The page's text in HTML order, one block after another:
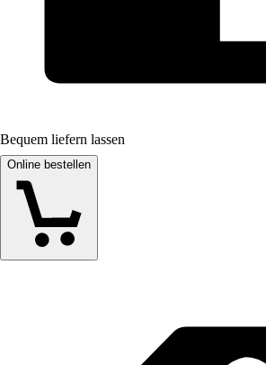
Bequem liefern lassen
Online bestellen